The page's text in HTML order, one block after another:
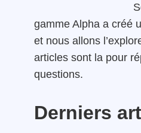
gamme Alpha a créé
et nous allons
articles sont la pour
questions.
Derniers